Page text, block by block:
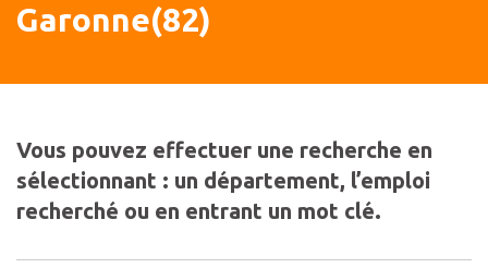
Garonne(82)
Vous pouvez effectuer une recherche en
sélectionnant : un département, l’emploi
recherché ou en entrant un mot clé.